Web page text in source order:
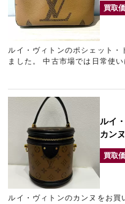
買取
ルイ・ヴィトンのポシェット・
ました。 中古市場では日常使いに最適な斜め掛けショルダーバッグの
需要が高まっているため、目
ルイ
カン
買取
ルイ・ヴィトンのカンヌをお買い